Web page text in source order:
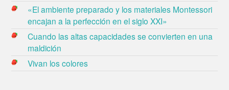
«El ambiente preparado y los materiales Montessori
encajan a la perfección en el siglo XXI»
Cuando las altas capacidades se convierten en una
maldición
Vivan los colores